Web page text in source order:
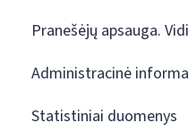
Pranešėjų apsauga.
Administracinė
Statistiniai duomenys